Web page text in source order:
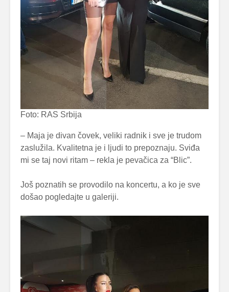
Foto: RAS Srbija
– Maja je divan čovek, veliki radnik i sve je trudom
zaslužila. Kvalitetna je i ljudi to prepoznaju. Sviđa
mi se taj novi ritam – rekla je pevačica za “Blic”.
Još poznatih se provodilo na koncertu, a ko je sve
došao pogledajte u galeriji.